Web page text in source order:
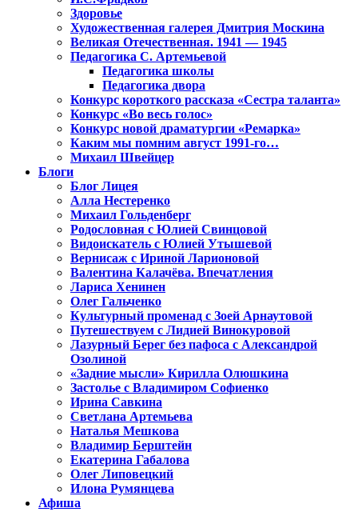
Здоровье
Художественная галерея Дмитрия Москина
Великая Отечественная. 1941 — 1945
Педагогика С. Артемьевой
Педагогика школы
Педагогика двора
Конкурс короткого рассказа «Сестра таланта»
Конкурс «Во весь голос»
Конкурс новой драматургии «Ремарка»
Каким мы помним август 1991-го…
Михаил Швейцер
Блоги
Блог Лицея
Алла Нестеренко
Михаил Гольденберг
Родословная с Юлией Свинцовой
Видоискатель с Юлией Утышевой
Вернисаж с Ириной Ларионовой
Валентина Калачёва. Впечатления
Лариса Хенинен
Олег Гальченко
Культурный променад с Зоей Арнаутовой
Путешествуем с Лидией Винокуровой
Лазурный Берег без пафоса с Александрой
Озолиной
«Задние мысли» Кирилла Олюшкина
Застолье с Владимиром Софиенко
Ирина Савкина
Светлана Артемьева
Наталья Мешкова
Владимир Берштейн
Екатерина Габалова
Олег Липовецкий
Илона Румянцева
Афиша